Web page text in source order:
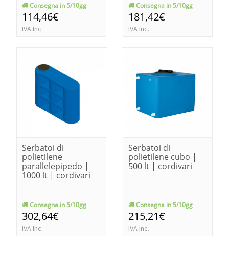
Consegna in 5/10gg
114,46€
IVA Inc.
Consegna in 5/10gg
181,42€
IVA Inc.
Serbatoi di
polietilene
parallelepipedo |
1000 lt | cordivari
Consegna in 5/10gg
302,64€
IVA Inc.
Serbatoi di
polietilene cubo |
500 lt | cordivari
Consegna in 5/10gg
215,21€
IVA Inc.